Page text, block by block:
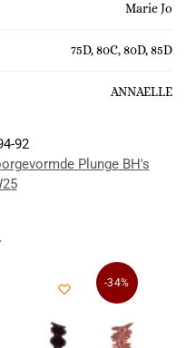
Marie Jo
75D, 80C, 80D, 85D
ANNAELLE
92
Plunge BH's
-34%